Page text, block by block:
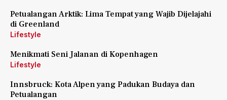
Petualangan Arktik: Lima Tempat yang Wajib Dijelajahi
di Greenland
Lifestyle
Menikmati Seni Jalanan di Kopenhagen
Lifestyle
Innsbruck: Kota Alpen yang Padukan Budaya dan
Petualangan